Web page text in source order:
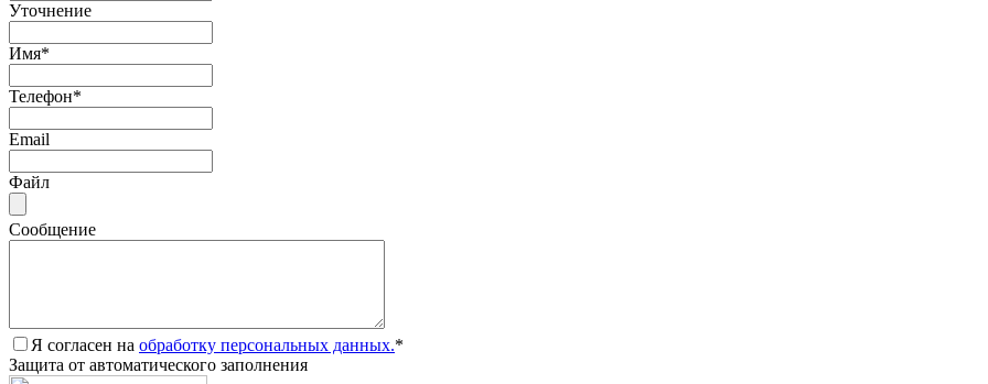
Уточнение
Имя*
Телефон*
Email
Файл
Сообщение
Я согласен на обработку персональных данных.*
Защита от автоматического заполнения